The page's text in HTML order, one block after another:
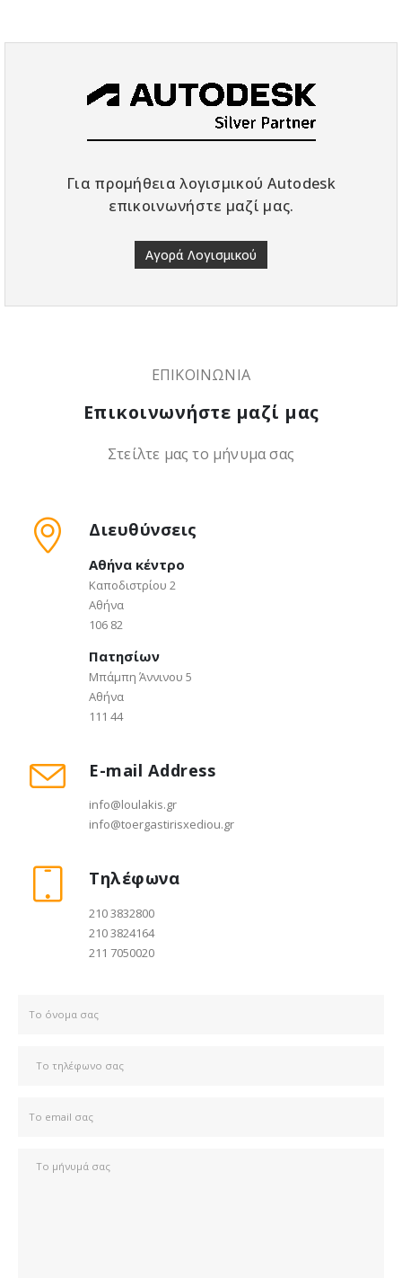
Για προμήθεια λογισμικού Autodesk
επικοινωνήστε μαζί μας.
Αγορά Λογισμικού
ΕΠΙΚΟΙΝΩΝΙΑ
Επικοινωνήστε μαζί μας
Στείλτε μας το μήνυμα σας
Διευθύνσεις
Αθήνα κέντρο
Καποδιστρίου 2
Αθήνα
106 82
Πατησίων
Μπάμπη Άννινου 5
Αθήνα
111 44
E-mail Address
info@loulakis.gr
info@toergastirisxediou.gr
Τηλέφωνα
210 3832800
210 3824164
211 7050020